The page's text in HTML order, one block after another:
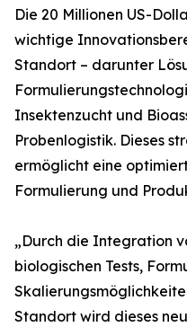
Die 20 Millionen US-
wichtige
Standort – darunter
Insektenzucht und
Probenlogistik. Dieses
ermöglicht eine
Formulierung und
„Durch die Integration
biologischen Tests,
Standort wird dieses